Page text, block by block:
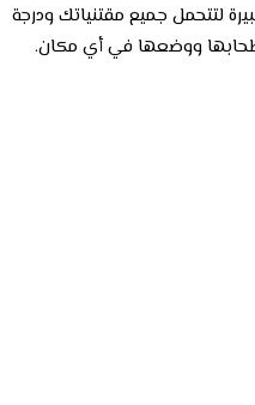
لتتحمل جميع مقتنياتك ودرجة
ووضعها في أي مكان.